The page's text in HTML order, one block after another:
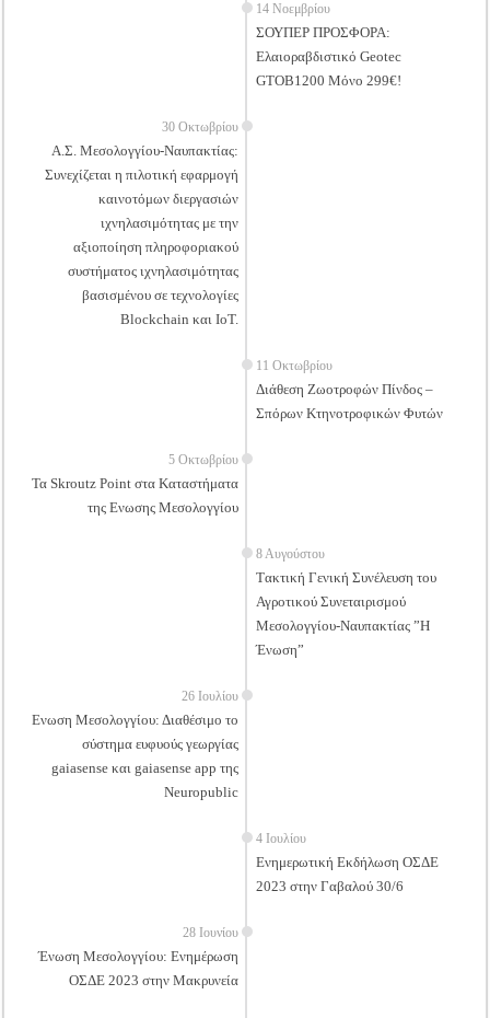
14 Νοεμβρίου
ΣΟΥΠΕΡ ΠΡΟΣΦΟΡΑ:
Ελαιοραβδιστικό Geotec
GTOB1200 Μόνο 299€!
30 Οκτωβρίου
Α.Σ. Μεσολογγίου-Ναυπακτίας:
Συνεχίζεται η πιλοτική εφαρμογή
καινοτόμων διεργασιών
ιχνηλασιμότητας με την
αξιοποίηση πληροφοριακού
συστήματος ιχνηλασιμότητας
βασισμένου σε τεχνολογίες
Blockchain και IoT.
11 Οκτωβρίου
Διάθεση Ζωοτροφών Πίνδος –
Σπόρων Κτηνοτροφικών Φυτών
5 Οκτωβρίου
Τα Skroutz Point στα Καταστήματα
της Ενωσης Μεσολογγίου
8 Αυγούστου
Tακτική Γενική Συνέλευση του
Αγροτικού Συνεταιρισμού
Μεσολογγίου-Ναυπακτίας ”Η
Ένωση”
26 Ιουλίου
Ενωση Μεσολογγίου: Διαθέσιμο το
σύστημα ευφυούς γεωργίας
gaiasense και gaiasense app της
Neuropublic
4 Ιουλίου
Ενημερωτική Εκδήλωση ΟΣΔΕ
2023 στην Γαβαλού 30/6
28 Ιουνίου
Ένωση Μεσολογγίου: Ενημέρωση
ΟΣΔΕ 2023 στην Μακρυνεία